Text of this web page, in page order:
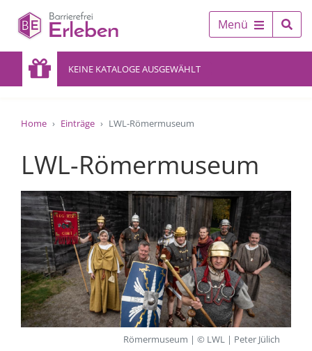
Menü
KEINE KATALOGE AUSGEWÄHLT
Home Einträge LWL-Römermuseum
LWL-Römermuseum
Römermuseum | © LWL | Peter Jülich